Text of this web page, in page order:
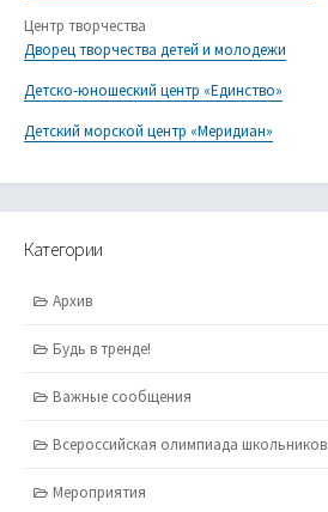
Центр творчества
Дворец творчества детей и молодежи
Детско-юношеский центр «Единство»
Детский морской центр «Меридиан»
Категории
Архив
Будь в тренде!
Важные сообщения
Всероссийская олимпиада школьников
Мероприятия